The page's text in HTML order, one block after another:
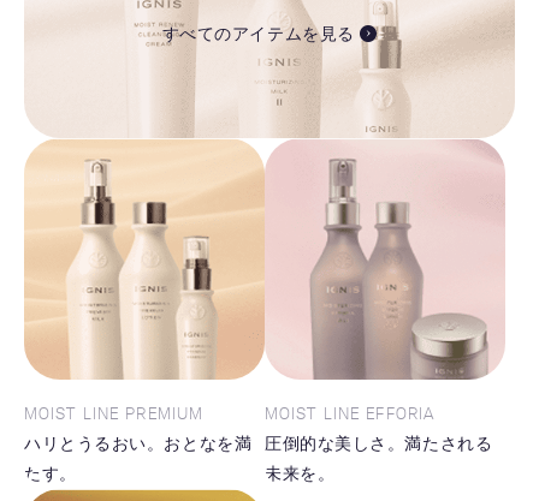
すべてのアイテムを見る
MOIST LINE PREMIUM
ハリとうるおい。おとなを満
たす。
MOIST LINE EFFORIA
圧倒的な美しさ。満たされる
未来を。